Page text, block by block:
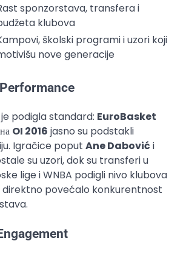
sponzorstava, transfera i
klubova
školski programi i uzori koji
nove generacije
podigla standard: EuroBasket
OI 2016 jasno su podstakli
Igračice poput Ane Dabović i
su uzori, dok su transferi u
lige i WNBA podigli nivo klubova
direktno povećalo konkurentnost